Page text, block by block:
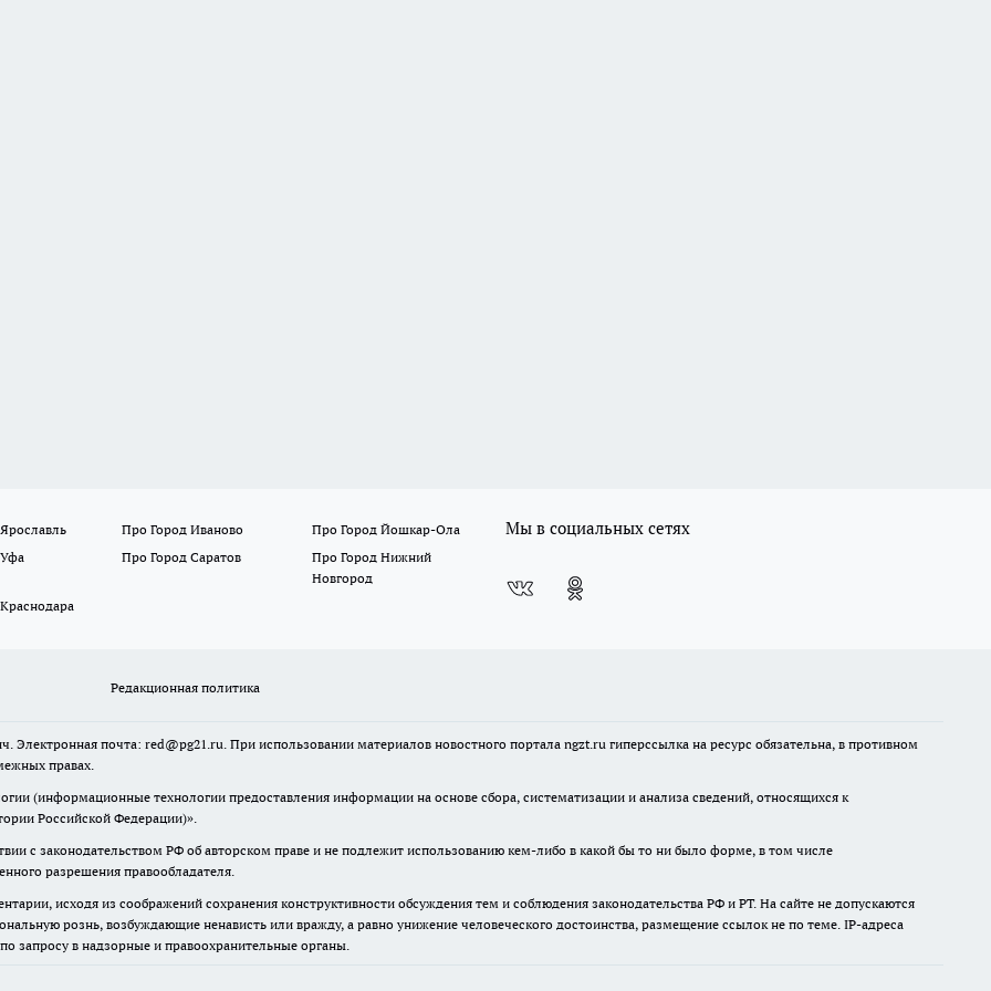
Про Город Иваново
Про Город Йошкар-Ола
Про Город Саратов
Про Город Нижний
Новгород
Мы в социальных сетях
Редакционная политика
почта: red@pg21.ru. При использовании материалов новостного портала ngzt.ru гиперссылка на ресурс обязательна, в противном
правах.
(информационные технологии предоставления информации на основе сбора, систематизации и анализа сведений, относящихся к
Российской Федерации)».
с законодательством РФ об авторском праве и не подлежит использованию кем-либо в какой бы то ни было форме, в том числе
разрешения правообладателя.
исходя из соображений сохранения конструктивности обсуждения тем и соблюдения законодательства РФ и РТ. На сайте не допускаются
рознь, возбуждающие ненависть или вражду, а равно унижение человеческого достоинства, размещение ссылок не по теме. IP-адреса
запросу в надзорные и правоохранительные органы.